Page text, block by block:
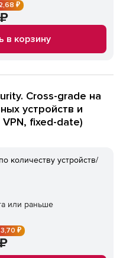
₽
₽
в корзину
Cross-grade на
устройств и
fixed-date)
количеству устройств/
или раньше
₽
₽